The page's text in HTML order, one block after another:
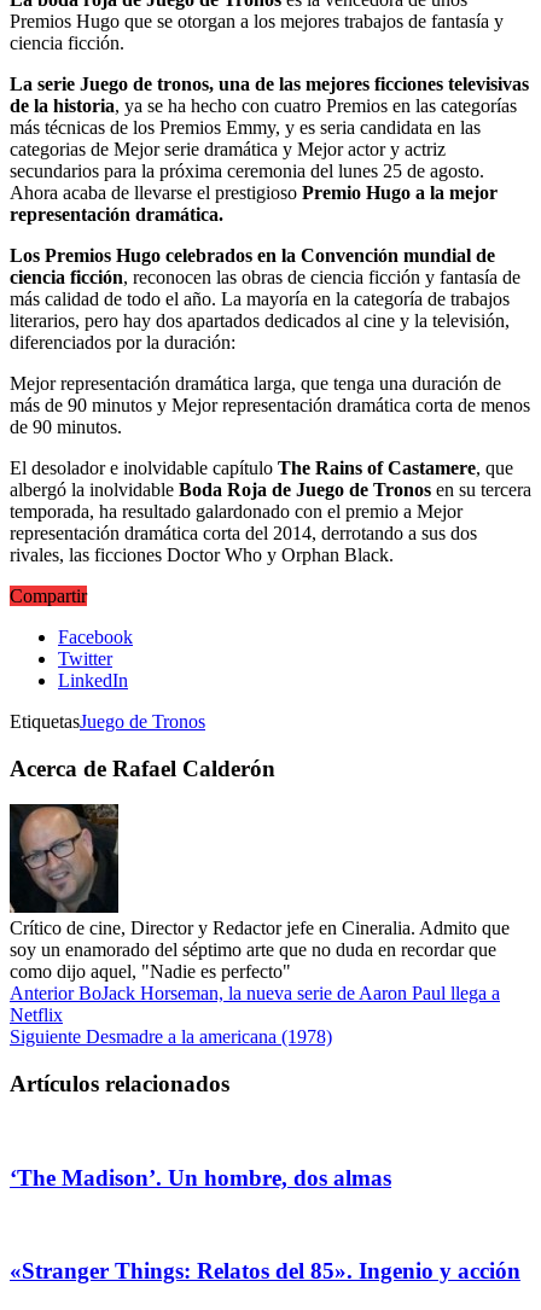
Premios Hugo que se otorgan a los mejores trabajos de fantasía y
ciencia ficción.
La serie Juego de tronos, una de las mejores ficciones televisivas
de la historia, ya se ha hecho con cuatro Premios en las categorías
más técnicas de los Premios Emmy, y es seria candidata en las
categorias de Mejor serie dramática y Mejor actor y actriz
secundarios para la próxima ceremonia del lunes 25 de agosto.
Ahora acaba de llevarse el prestigioso Premio Hugo a la mejor
representación dramática.
Los Premios Hugo celebrados en la Convención mundial de
ciencia ficción, reconocen las obras de ciencia ficción y fantasía de
más calidad de todo el año. La mayoría en la categoría de trabajos
literarios, pero hay dos apartados dedicados al cine y la televisión,
diferenciados por la duración:
Mejor representación dramática larga, que tenga una duración de
más de 90 minutos y Mejor representación dramática corta de menos
de 90 minutos.
El desolador e inolvidable capítulo The Rains of Castamere, que
albergó la inolvidable Boda Roja de Juego de Tronos en su tercera
temporada, ha resultado galardonado con el premio a Mejor
representación dramática corta del 2014, derrotando a sus dos
rivales, las ficciones Doctor Who y Orphan Black.
Compartir
Facebook
Twitter
LinkedIn
EtiquetasJuego de Tronos
Acerca de Rafael Calderón
Crítico de cine, Director y Redactor jefe en Cineralia. Admito que
soy un enamorado del séptimo arte que no duda en recordar que
como dijo aquel, "Nadie es perfecto"
AnteriorBoJack Horseman, la nueva serie de Aaron Paul llega a
Netflix
Siguiente Desmadre a la americana (1978)
Artículos relacionados
‘The Madison’. Un hombre, dos almas
«Stranger Things: Relatos del 85». Ingenio y acción